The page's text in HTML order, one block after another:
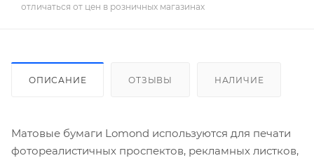
отличаться от цен в розничных магазинах
ОПИСАНИЕ ОТЗЫВЫ НАЛИЧИЕ
Матовые бумаги Lomond используются для печати
фотореалистичных проспектов, рекламных листков,